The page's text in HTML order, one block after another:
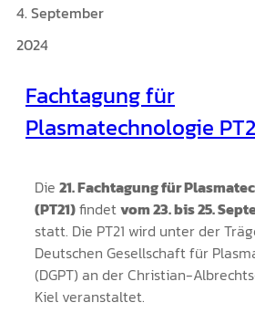
4. September
2024
Fachtagung für
Plasmatechnologie
Die 21. Fachtagung für
(PT21)findetvom 23. bis 25.
statt. Die PT21 wird unter der
Deutschen Gesellschaft für
(DGPT) an der Christian-
Kiel veranstaltet.